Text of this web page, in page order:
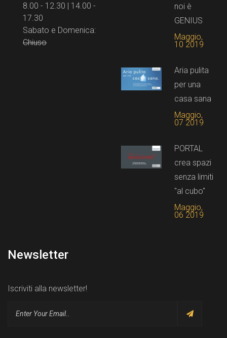
8.00 - 12.30 | 14.00 -
17.30
Sabato e Domenica:
Chiuso
noi è
GENIUS
Maggio,
10 2019
Aria pulita
per una
casa sana
Maggio,
07 2019
PORTAL
crea spazi
senza limiti
"al cubo"
Maggio,
06 2019
Newsletter
Iscriviti alla newsletter!